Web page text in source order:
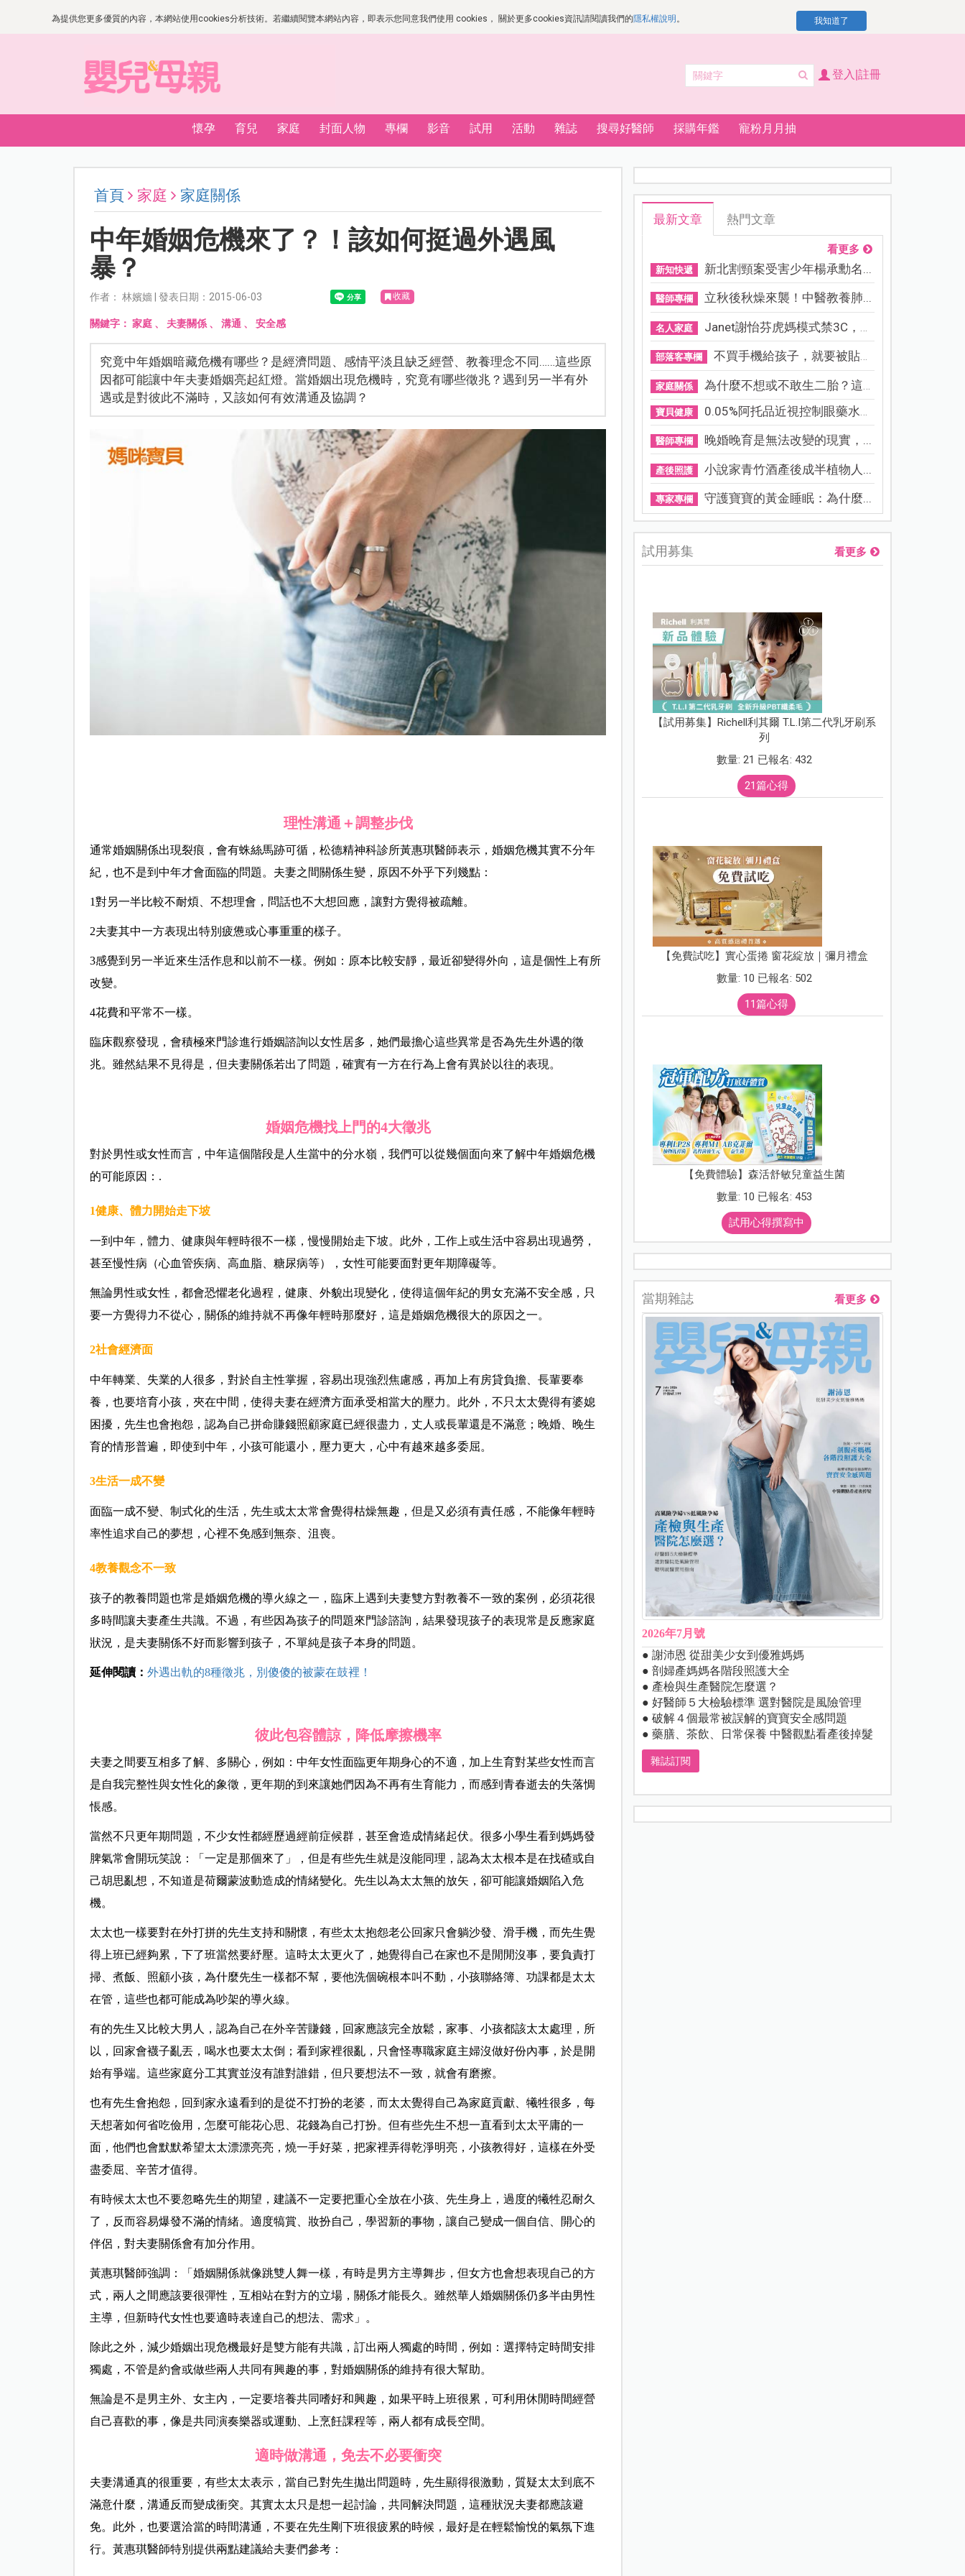
為提供您更多優質的內容，本網站使用cookies分析技術。若繼續閱覽本網站內容，即表示您同意我們使用 cookies， 關於更多cookies資訊請閱讀我們的隱私權說明 。 我知道了
登入|註冊
懷孕 育兒 家庭 封面人物 專欄 影音 試用 活動 雜誌 搜尋好醫師 採購年鑑 寵粉月月抽
首頁 家庭 家庭關係
中年婚姻危機來了？！該如何挺過外遇風
暴？
作者： 林嬪嬙 | 發表日期：2015-06-03 收藏
關鍵字： 家庭、 夫妻關係、 溝通 、 安全感
究竟中年婚姻暗藏危機有哪些？是經濟問題、感情平淡且缺乏經營、教養理念不同……這些原
因都可能讓中年夫妻婚姻亮起紅燈。當婚姻出現危機時，究竟有哪些徵兆？遇到另一半有外
遇或是對彼此不滿時，又該如何有效溝通及協調？
理性溝通＋調整步伐
通常婚姻關係出現裂痕，會有蛛絲馬跡可循，松德精神科診所黃惠琪醫師表示，婚姻危機其實不分年
紀，也不是到中年才會面臨的問題。夫妻之間關係生變，原因不外乎下列幾點：
1對另一半比較不耐煩、不想理會，問話也不大想回應，讓對方覺得被疏離。
2夫妻其中一方表現出特別疲憊或心事重重的樣子。
3感覺到另一半近來生活作息和以前不一樣。例如：原本比較安靜，最近卻變得外向，這是個性上有所
改變。
4花費和平常不一樣。
臨床觀察發現，會積極來門診進行婚姻諮詢以女性居多，她們最擔心這些異常是否為先生外遇的徵
兆。雖然結果不見得是，但夫妻關係若出了問題，確實有一方在行為上會有異於以往的表現。
婚姻危機找上門的4大徵兆
對於男性或女性而言，中年這個階段是人生當中的分水嶺，我們可以從幾個面向來了解中年婚姻危機
的可能原因：.
1健康、體力開始走下坡
一到中年，體力、健康與年輕時很不一樣，慢慢開始走下坡。此外，工作上或生活中容易出現過勞，
甚至慢性病（心血管疾病、高血脂、糖尿病等），女性可能要面對更年期障礙等。
無論男性或女性，都會恐懼老化過程，健康、外貌出現變化，使得這個年紀的男女充滿不安全感，只
要一方覺得力不從心，關係的維持就不再像年輕時那麼好，這是婚姻危機很大的原因之一。
2社會經濟面
中年轉業、失業的人很多，對於自主性掌握，容易出現強烈焦慮感，再加上有房貸負擔、長輩要奉
養，也要培育小孩，夾在中間，使得夫妻在經濟方面承受相當大的壓力。此外，不只太太覺得有婆媳
困擾，先生也會抱怨，認為自己拼命賺錢照顧家庭已經很盡力，丈人或長輩還是不滿意；晚婚、晚生
育的情形普遍，即使到中年，小孩可能還小，壓力更大，心中有越來越多委屈。
3生活一成不變
面臨一成不變、制式化的生活，先生或太太常會覺得枯燥無趣，但是又必須有責任感，不能像年輕時
率性追求自己的夢想，心裡不免感到無奈、沮喪。
4教養觀念不一致
孩子的教養問題也常是婚姻危機的導火線之一，臨床上遇到夫妻雙方對教養不一致的案例，必須花很
多時間讓夫妻產生共識。不過，有些因為孩子的問題來門診諮詢，結果發現孩子的表現常是反應家庭
狀況，是夫妻關係不好而影響到孩子，不單純是孩子本身的問題。
延伸閱讀： 外遇出軌的8種徵兆，別傻傻的被蒙在鼓裡！
彼此包容體諒，降低摩擦機率
夫妻之間要互相多了解、多關心，例如：中年女性面臨更年期身心的不適，加上生育對某些女性而言
是自我完整性與女性化的象徵，更年期的到來讓她們因為不再有生育能力，而感到青春逝去的失落惆
悵感。
當然不只更年期問題，不少女性都經歷過經前症候群，甚至會造成情緒起伏。很多小學生看到媽媽發
脾氣常會開玩笑說：「一定是那個來了」，但是有些先生就是沒能同理，認為太太根本是在找碴或自
己胡思亂想，不知道是荷爾蒙波動造成的情緒變化。先生以為太太無的放矢，卻可能讓婚姻陷入危
機。
太太也一樣要對在外打拼的先生支持和關懷，有些太太抱怨老公回家只會躺沙發、滑手機，而先生覺
得上班已經夠累，下了班當然要紓壓。這時太太更火了，她覺得自己在家也不是閒閒沒事，要負責打
掃、煮飯、照顧小孩，為什麼先生一樣都不幫，要他洗個碗根本叫不動，小孩聯絡簿、功課都是太太
在管，這些也都可能成為吵架的導火線。
有的先生又比較大男人，認為自己在外辛苦賺錢，回家應該完全放鬆，家事、小孩都該太太處理，所
以，回家會襪子亂丟，喝水也要太太倒；看到家裡很亂，只會怪專職家庭主婦沒做好份內事，於是開
始有爭端。這些家庭分工其實並沒有誰對誰錯，但只要想法不一致，就會有磨擦。
也有先生會抱怨，回到家永遠看到的是從不打扮的老婆，而太太覺得自己為家庭貢獻、犧牲很多，每
天想著如何省吃儉用，怎麼可能花心思、花錢為自己打扮。但有些先生不想一直看到太太平庸的一
面，他們也會默默希望太太漂漂亮亮，燒一手好菜，把家裡弄得乾淨明亮，小孩教得好，這樣在外受
盡委屈、辛苦才值得。
有時候太太也不要忽略先生的期望，建議不一定要把重心全放在小孩、先生身上，過度的犧牲忍耐久
了，反而容易爆發不滿的情緒。適度犒賞、妝扮自己，學習新的事物，讓自己變成一個自信、開心的
伴侶，對夫妻關係會有加分作用。
黃惠琪醫師強調：「婚姻關係就像跳雙人舞一樣，有時是男方主導舞步，但女方也會想表現自己的方
式，兩人之間應該要很彈性，互相站在對方的立場，關係才能長久。雖然華人婚姻關係仍多半由男性
主導，但新時代女性也要適時表達自己的想法、需求」。
除此之外，減少婚姻出現危機最好是雙方能有共識，訂出兩人獨處的時間，例如：選擇特定時間安排
獨處，不管是約會或做些兩人共同有興趣的事，對婚姻關係的維持有很大幫助。
無論是不是男主外、女主內，一定要培養共同嗜好和興趣，如果平時上班很累，可利用休閒時間經營
自己喜歡的事，像是共同演奏樂器或運動、上烹飪課程等，兩人都有成長空間。
適時做溝通，免去不必要衝突
夫妻溝通真的很重要，有些太太表示，當自己對先生拋出問題時，先生顯得很激動，質疑太太到底不
滿意什麼，溝通反而變成衝突。其實太太只是想一起討論，共同解決問題，這種狀況夫妻都應該避
免。此外，也要選洽當的時間溝通，不要在先生剛下班很疲累的時候，最好是在輕鬆愉悅的氣氛下進
行。黃惠琪醫師特別提供兩點建議給夫妻們參考：
最新文章 熱門文章
看更多
新知快遞 新北割頸案受害少年楊承勳名...
醫師專欄 立秋後秋燥來襲！中醫教養肺...
名人家庭 Janet謝怡芬虎媽模式禁3C，看...
部落客專欄 不買手機給孩子，就要被貼「...
家庭關係 為什麼不想或不敢生二胎？這8...
寶貝健康 0.05%阿托品近視控制眼藥水納...
醫師專欄 晚婚晚育是無法改變的現實，...
產後照護 小說家青竹酒產後成半植物人...
專家專欄 守護寶寶的黃金睡眠：為什麼...
試用募集 看更多
【試用募集】Richell利其爾 T.L.I第二代乳牙刷系
列
數量: 21 已報名: 432
21篇心得
【免費試吃】實心蛋捲 窗花綻放｜彌月禮盒
數量: 10 已報名: 502
11篇心得
【免費體驗】森活舒敏兒童益生菌
數量: 10 已報名: 453
試用心得撰寫中
當期雜誌 看更多
2026年7月號
● 謝沛恩 從甜美少女到優雅媽媽
● 剖婦產媽媽各階段照護大全
● 產檢與生產醫院怎麼選？
● 好醫師５大檢驗標準 選對醫院是風險管理
● 破解４個最常被誤解的寶寶安全感問題
● 藥膳、茶飲、日常保養 中醫觀點看產後掉髮
雜誌訂閱